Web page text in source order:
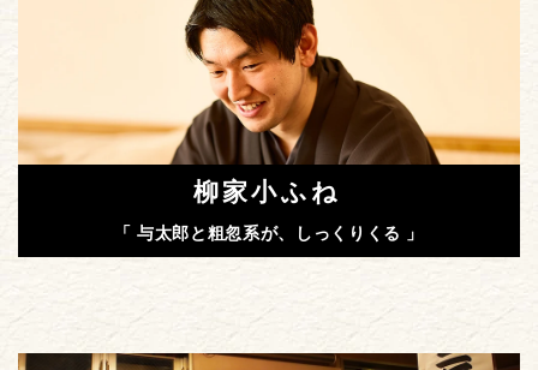
柳家小ふね
「 与太郎と粗忽系が、しっくりくる 」